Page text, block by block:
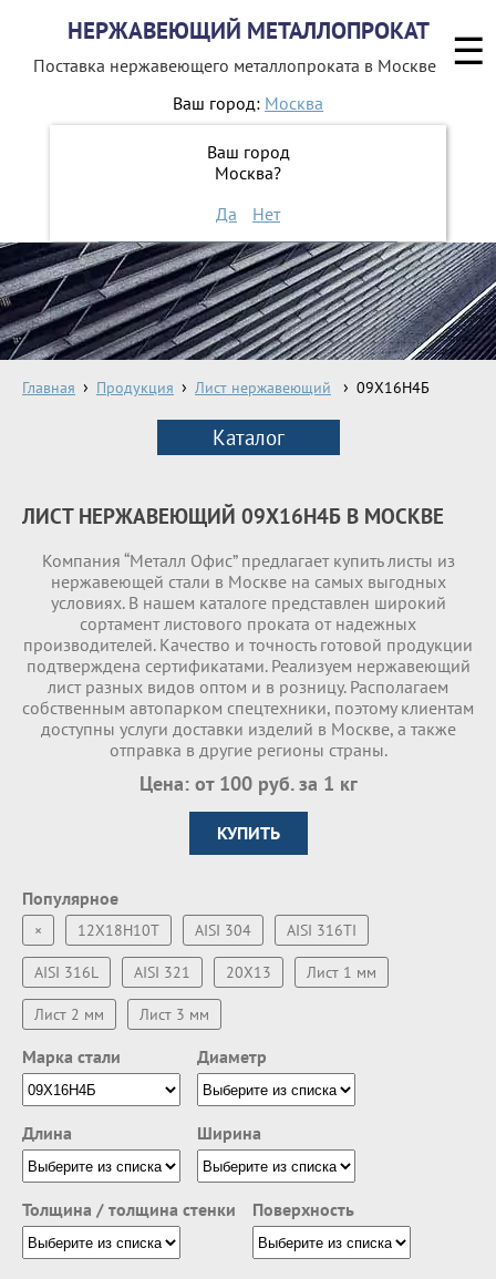
НЕРЖАВЕЮЩИЙ МЕТАЛЛОПРОКАТ
Поставка нержавеющего металлопроката в Москве
Ваш город: Москва
Ваш город
Москва?
Да
Нет
8 800 551-16-44
ЗАКАЗАТЬ ОБРАТНЫЙ ЗВОНОК
Главная Продукция Лист нержавеющий 09Х16Н4Б
Каталог
ЛИСТ НЕРЖАВЕЮЩИЙ 09Х16Н4Б В МОСКВЕ
Компания “Металл Офис” предлагает купить листы из
нержавеющей стали в Москве на самых выгодных
условиях. В нашем каталоге представлен широкий
сортамент листового проката от надежных
производителей. Качество и точность готовой продукции
подтверждена сертификатами. Реализуем нержавеющий
лист разных видов оптом и в розницу. Располагаем
собственным автопарком спецтехники, поэтому клиентам
доступны услуги доставки изделий в Москве, а также
отправка в другие регионы страны.
Цена: от 100 руб. за 1 кг
КУПИТЬ
Популярное
× 12Х18Н10Т AISI 304 AISI 316TI
AISI 316L AISI 321 20Х13 Лист 1 мм
Лист 2 мм Лист 3 мм
Марка стали Диаметр
Длина Ширина
Толщина / толщина стенки Поверхность
☰